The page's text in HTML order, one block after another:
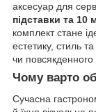
аксесуар для
підставки та
комплект стане
естетику, стиль
чи повсякденного
Чому варто
Сучасна